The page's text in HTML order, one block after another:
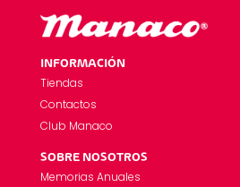
INFORMACIÓN
Tiendas
Contactos
Club Manaco
SOBRE NOSOTROS
Memorias Anuales